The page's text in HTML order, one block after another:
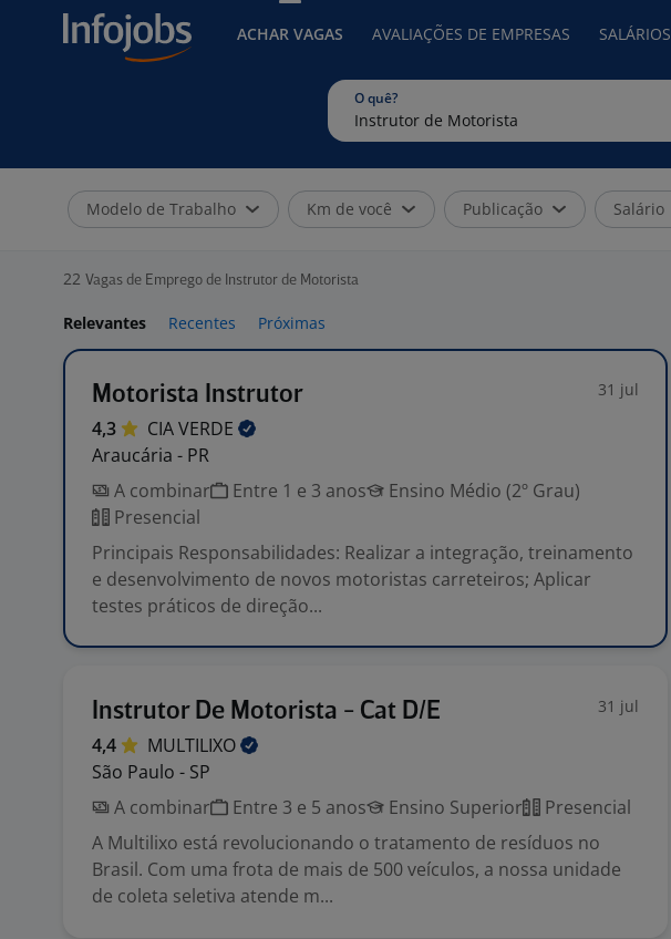
ACHAR VAGAS AVALIAÇÕES DE EMPRESAS SALÁRIOS
O quê?
Modelo de Trabalho Km de você Publicação Salário
22 Vagas de Emprego de Instrutor de Motorista
Relevantes Recentes Próximas
Motorista Instrutor 31 jul
4,3 CIAVERDE
Araucária - PR
A combinar
Entre 1 e 3 anos
Ensino Médio (2º Grau)
Presencial
Principais Responsabilidades: Realizar a integração, treinamento
e desenvolvimento de novos motoristas carreteiros; Aplicar
testes práticos de direção...
Instrutor De Motorista - Cat D/E 31 jul
4,4
MULTILIXO
São Paulo - SP
A combinar
Entre 3 e 5 anos Ensino Superior
Presencial
A Multilixo está revolucionando o tratamento de resíduos no
Brasil. Com uma frota de mais de 500 veículos, a nossa unidade
de coleta seletiva atende m...